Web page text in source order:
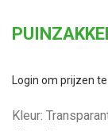
Login om prijzen
Kleur: